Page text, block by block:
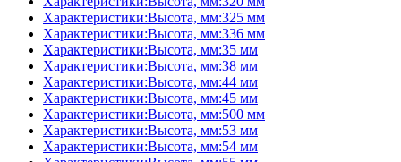
Характеристики:Высота, мм:325 мм
Характеристики:Высота, мм:336 мм
Характеристики:Высота, мм:35 мм
Характеристики:Высота, мм:38 мм
Характеристики:Высота, мм:44 мм
Характеристики:Высота, мм:45 мм
Характеристики:Высота, мм:500 мм
Характеристики:Высота, мм:53 мм
Характеристики:Высота, мм:54 мм